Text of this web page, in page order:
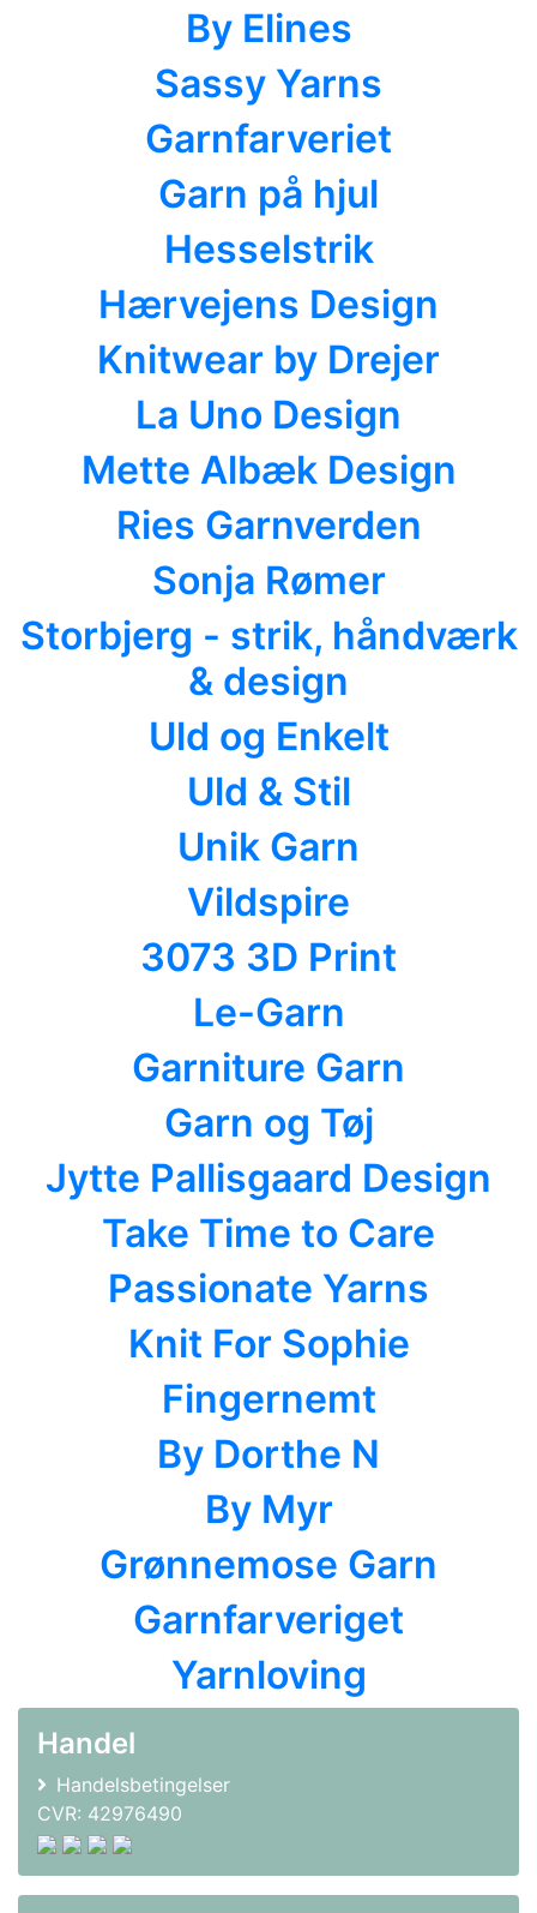
By Elines
Sassy Yarns
Garnfarveriet
Garn på hjul
Hesselstrik
Hærvejens Design
Knitwear by Drejer
La Uno Design
Mette Albæk Design
Ries Garnverden
Sonja Rømer
Storbjerg - strik, håndværk
& design
Uld og Enkelt
Uld & Stil
Unik Garn
Vildspire
3073 3D Print
Le-Garn
Garniture Garn
Garn og Tøj
Jytte Pallisgaard Design
Take Time to Care
Passionate Yarns
Knit For Sophie
Fingernemt
By Dorthe N
By Myr
Grønnemose Garn
Garnfarveriget
Yarnloving
Handel
Handelsbetingelser
CVR: 42976490